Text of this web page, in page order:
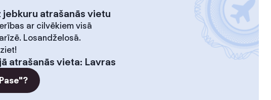
jebkuru atrašanās vietu
ar cilvēkiem visā
Losandželosā.
atrašanās vieta: Lavras